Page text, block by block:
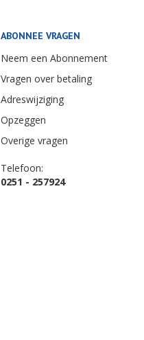
ABONNEE VRAGEN
Neem een Abonnement
Vragen over betaling
Adreswijziging
Opzeggen
Overige vragen
Telefoon:
0251 - 257924